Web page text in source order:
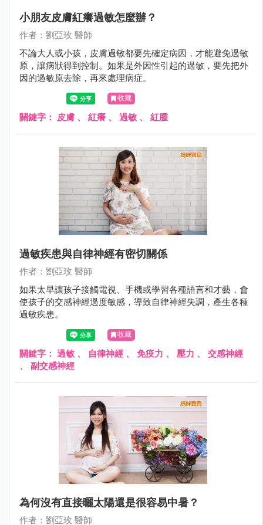
小朋友皮膚紅癢過敏怎麼辦？
作者：劉亞玫 醫師
不論大人或小孩，皮膚過敏都要先確定病因，才能避免過敏
原，讓病狀得到控制。如果是外因性引起的過敏，要先把外
因的過敏原去除，再來處理病症。
收藏
關鍵字： 皮膚 、 紅癢 、 過敏 、 紅腫
過敏疾患與自律神經有密切關係
作者：劉亞玫 醫師
如果太早讓孩子接觸電視、手機或學習各種語言和才藝，會
使孩子的交感神經過度敏感，導致自律神經失調，產生各種
過敏疾患。
收藏
關鍵字： 過敏 、 自律神經 、 免疫力 、 壓力 、 交感神經
、 副交感神經
為何沒有直接曬太陽還是很容易中暑？
作者：劉亞玫 醫師